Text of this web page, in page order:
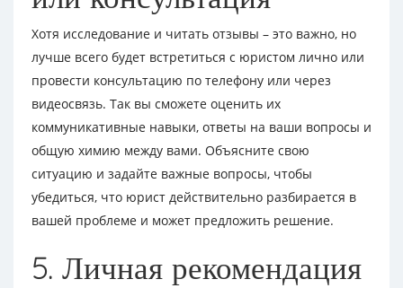
Хотя исследование и читать отзывы – это важно, но
лучше всего будет встретиться с юристом лично или
провести консультацию по телефону или через
видеосвязь. Так вы сможете оценить их
коммуникативные навыки, ответы на ваши вопросы и
общую химию между вами. Объясните свою
ситуацию и задайте важные вопросы, чтобы
убедиться, что юрист действительно разбирается в
вашей проблеме и может предложить решение.
5. Личная рекомендация